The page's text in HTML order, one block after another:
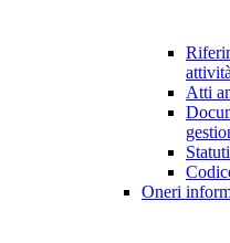
attività
Atti
Oneri